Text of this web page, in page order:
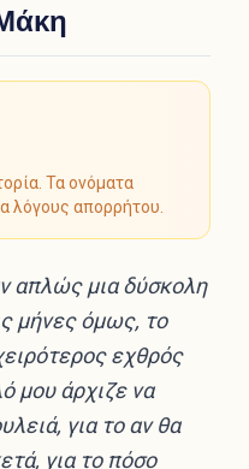
Τα ονόματα
λόγους απορρήτου.
απλώς μια δύσκολη
μήνες όμως, το
εχθρός
μου άρχιζε να
για το αν θα
για το πόσο